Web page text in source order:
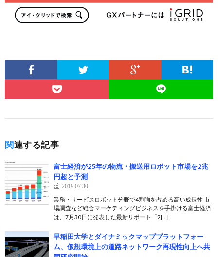
関連する記事
富士経済が25年の物流・搬送用ロボット市場を2兆
円超と予測
2019.07.30
業務・サービスロボット分野で4割強を占める高い成長性 市
場調査など総合マーケティングビジネスを手掛ける富士経済
は、7月30日に発表した最新リポート「2[…]
早稲田大学とダイナミックマッププラットフォー
ム、仮想環境上の道路ネットワーク再現性向上へ共